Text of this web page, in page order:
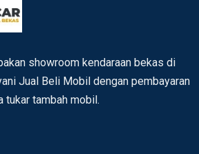
showroom kendaraan bekas di
Jual Beli Mobil dengan pembayaran
tukar tambah mobil.